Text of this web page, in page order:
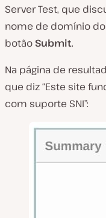
Server Test, que
nome de domínio
botão Submit.
Na página de
que diz “Este site
com suporte SNI”: